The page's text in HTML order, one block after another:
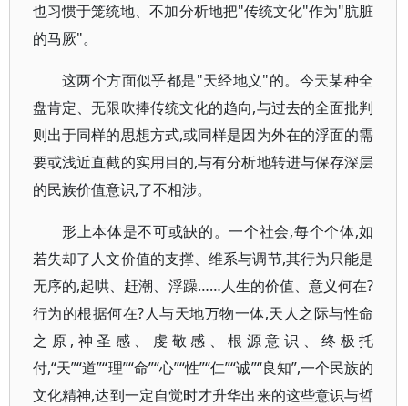
也习惯于笼统地、不加分析地把"传统文化"作为"肮脏
的马厥"。
这两个方面似乎都是"天经地义"的。今天某种全
盘肯定、无限吹捧传统文化的趋向,与过去的全面批判
则出于同样的思想方式,或同样是因为外在的浮面的需
要或浅近直截的实用目的,与有分析地转进与保存深层
的民族价值意识,了不相涉。
形上本体是不可或缺的。一个社会,每个个体,如
若失却了人文价值的支撑、维系与调节,其行为只能是
无序的,起哄、赶潮、浮躁……人生的价值、意义何在?
行为的根据何在?人与天地万物一体,天人之际与性命
之原,神圣感、虔敬感、根源意识、终极托
付,“天”“道”“理”“命”“心”“性”“仁”“诚”“良知”,一个民族的
文化精神,达到一定自觉时才升华出来的这些意识与哲